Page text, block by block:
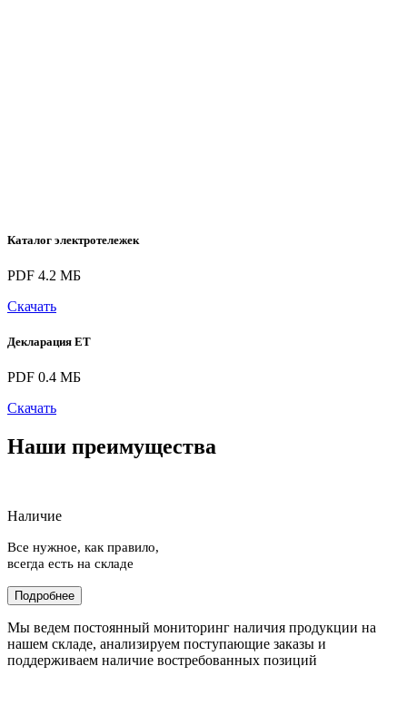
Каталог электротележек
PDF 4.2 МБ
Скачать
Декларация ЕТ
PDF 0.4 МБ
Скачать
Наши преимущества
Наличие
Все нужное, как правило,
всегда есть на складе
Подробнее
Мы ведем постоянный мониторинг наличия продукции на
нашем складе, анализируем поступающие заказы и
поддерживаем наличие востребованных позиций